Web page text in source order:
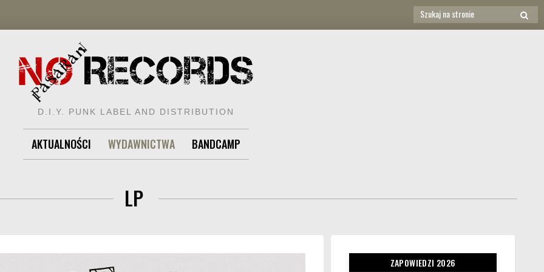
Search
for:
D.I.Y. PUNK LABEL AND DISTRIBUTION
AKTUALNOŚCI WYDAWNICTWA BANDCAMP
LP
ZAPOWIEDZI 2026